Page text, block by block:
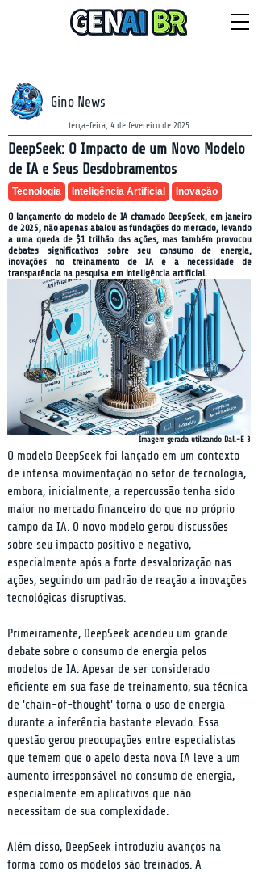
Gino News
terça-feira, 4 de fevereiro de 2025
DeepSeek: O Impacto de um Novo Modelo
de IA e Seus Desdobramentos
Tecnologia Inteligência Artificial Inovação
O lançamento do modelo de IA chamado DeepSeek, em janeiro
de 2025, não apenas abalou as fundações do mercado, levando
a uma queda de $1 trilhão das ações, mas também provocou
debates significativos sobre seu consumo de energia,
inovações no treinamento de IA e a necessidade de
transparência na pesquisa em inteligência artificial.
Imagem gerada utilizando Dall-E 3
O modelo DeepSeek foi lançado em um contexto
de intensa movimentação no setor de tecnologia,
embora, inicialmente, a repercussão tenha sido
maior no mercado financeiro do que no próprio
campo da IA. O novo modelo gerou discussões
sobre seu impacto positivo e negativo,
especialmente após a forte desvalorização nas
ações, seguindo um padrão de reação a inovações
tecnológicas disruptivas.
Primeiramente, DeepSeek acendeu um grande
debate sobre o consumo de energia pelos
modelos de IA. Apesar de ser considerado
eficiente em sua fase de treinamento, sua técnica
de 'chain-of-thought' torna o uso de energia
durante a inferência bastante elevado. Essa
questão gerou preocupações entre especialistas
que temem que o apelo desta nova IA leve a um
aumento irresponsável no consumo de energia,
especialmente em aplicativos que não
necessitam de sua complexidade.
Além disso, DeepSeek introduziu avanços na
forma como os modelos são treinados. A